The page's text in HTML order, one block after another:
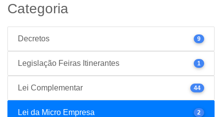
Categoria
Decretos 9
Legislação Feiras Itinerantes 1
Lei Complementar 44
Lei da Micro Empresa 2